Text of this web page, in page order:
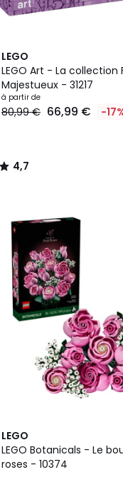
LEGO
LEGO Art - La collection
Majestueux - 31217
à partir de
80,99 € 66,99 € -
4,7
/ 5
4,7
/
LEGO
LEGO Botanicals - Le
roses - 10374
5
/
5